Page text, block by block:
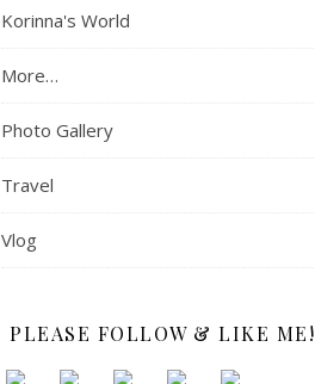
Korinna's World
More…
Photo Gallery
Travel
Vlog
PLEASE FOLLOW & LIKE ME!